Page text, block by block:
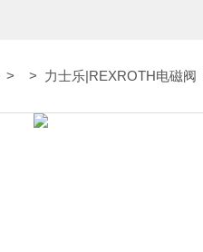
> > 力士乐|REXROTH电磁阀